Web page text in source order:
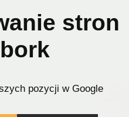
stron
pozycji w Google